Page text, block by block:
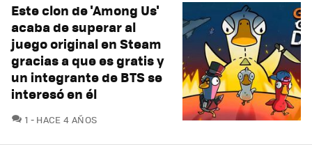
Este clon de 'Among Us'
acaba de superar al
juego original en Steam
gracias a que es gratis y
un integrante de BTS se
interesó en él
1 COMENTARIOS
HACE 4 AÑOS